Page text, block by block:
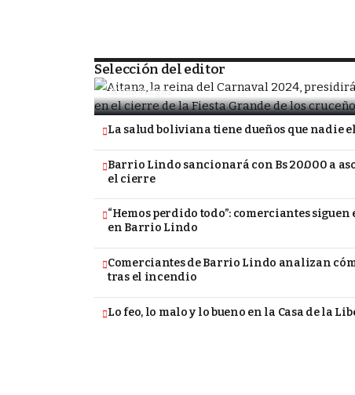
Selección del editor
tradicional Carnavalito
Nona Vargas
La salud boliviana tiene dueños que nadie
Barrio Lindo sancionará con Bs 20.000 a
el cierre
“Hemos perdido todo”: comerciantes
en Barrio Lindo
Comerciantes de Barrio Lindo analizan
tras el incendio
Lo feo, lo malo y lo bueno en la Casa de la